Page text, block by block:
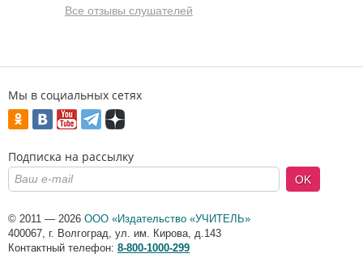
Все отзывы слушателей
Мы в социальных сетях
Подписка на рассылку
OK
© 2011 — 2026 ООО «Издательство «УЧИТЕЛЬ»
400067, г. Волгоград, ул. им. Кирова, д.143
Контактный телефон: 8-800-1000-299